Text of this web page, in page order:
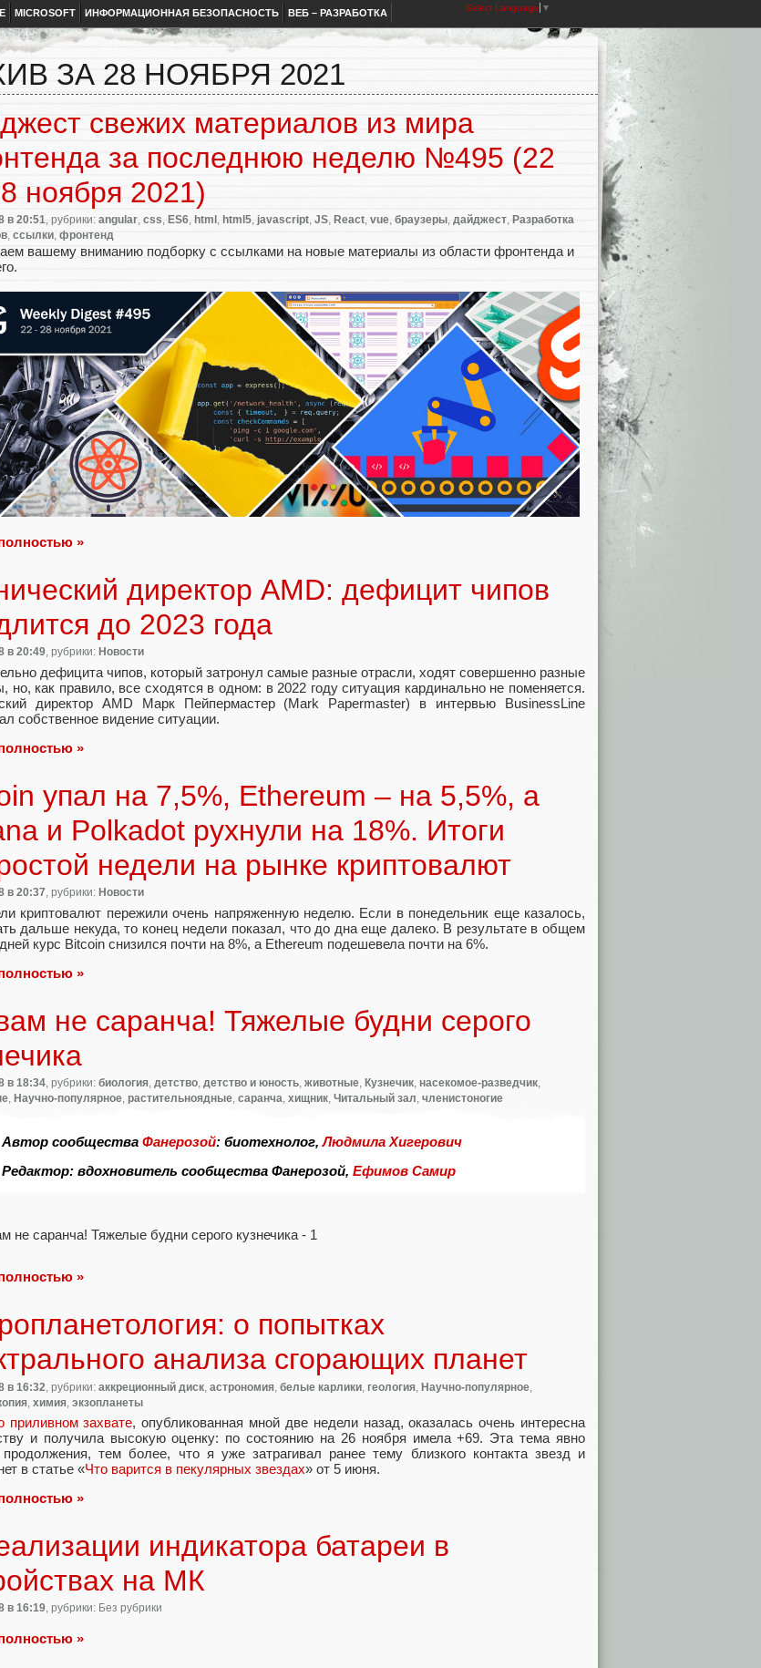
MICROSOFT ИНФОРМАЦИОННАЯ БЕЗОПАСНОСТЬ ВЕБ – РАЗРАБОТКА Select Language ▼
ЗА 28 НОЯБРЯ 2021
свежих материалов из мира
за последнюю неделю №495 (22
ноября 2021)
в 20:51, рубрики: angular, css, ES6, html , html5, javascript, JS, React, vue, браузеры, дайджест, Разработка
, ссылки, фронтенд
вашему вниманию подборку с ссылками на новые материалы из области фронтенда и
»
директор AMD: дефицит чипов
до 2023 года
в 20:49, рубрики: Новости
дефицита чипов, который затронул самые разные отрасли, ходят совершенно разные
но, как правило, все сходятся в одном: в 2022 году ситуация кардинально не поменяется.
директор AMD Марк Пейпермастер (Mark Papermaster) в интервью BusinessLine
собственное видение ситуации.
»
упал на 7,5%, Ethereum – на 5,5%, а
и Polkadot рухнули на 18%. Итоги
недели на рынке криптовалют
в 20:37, рубрики: Новости
криптовалют пережили очень напряженную неделю. Если в понедельник еще казалось,
дальше некуда, то конец недели показал, что до дна еще далеко. В результате в общем
курс Bitcoin снизился почти на 8%, а Ethereum подешевела почти на 6%.
»
не саранча! Тяжелые будни серого
в 18:34, рубрики: биология, детство, детство и юность, животные, Кузнечик, насекомое-разведчик,
, Научно-популярное, растительноядные, саранча, хищник, Читальный зал, членистоногие
Автор сообщества Фанерозой: биотехнолог,Людмила Хигерович
Редактор: вдохновитель сообщества Фанерозой, Ефимов Самир
»
о попытках
анализа сгорающих планет
в 16:32 , рубрики: аккреционный диск астрономия белые карлики геология Научно-популярное
химия экзопланеты
приливном захвате, опубликованная мной две недели назад, оказалась очень интересна
и получила высокую оценку: по состоянию на 26 ноября имела +69. Эта тема явно
продолжения, тем более, что я уже затрагивал ранее тему близкого контакта звезд и
в статье «Что варится в пекулярных звездах» от 5 июня.
»
индикатора батареи в
на МК
в 16:19, рубрики: Без рубрики
»